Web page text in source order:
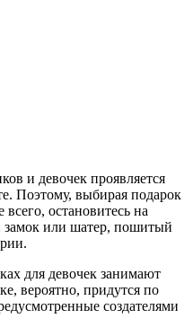
и девочек проявляется
Поэтому, выбирая подарок
остановитесь на
замок или шатер, пошитый
для девочек занимают
вероятно, придутся по
создателями